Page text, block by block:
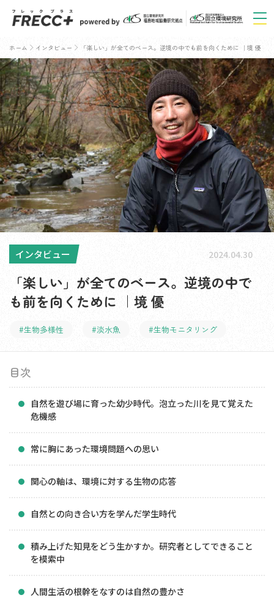
ホーム インタビュー 「楽しい」が全てのベース。逆境の中でも前を向くために ｜境 優
インタビュー 2024.04.30
「楽しい」が全てのベース。逆境の中で
も前を向くために ｜境 優
#生物多様性 #淡水魚 #生物モニタリング
目次
自然を遊び場に育った幼少時代。泡立った川を見て覚えた
危機感
常に胸にあった環境問題への思い
関心の軸は、環境に対する生物の応答
自然との向き合い方を学んだ学生時代
積み上げた知見をどう生かすか。研究者としてできること
を模索中
人間生活の根幹をなすのは自然の豊かさ